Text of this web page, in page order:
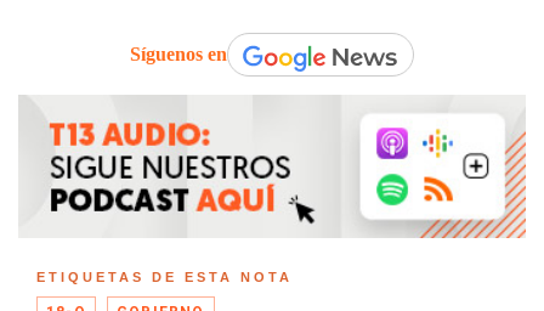
Síguenos en
ETIQUETAS DE ESTA NOTA